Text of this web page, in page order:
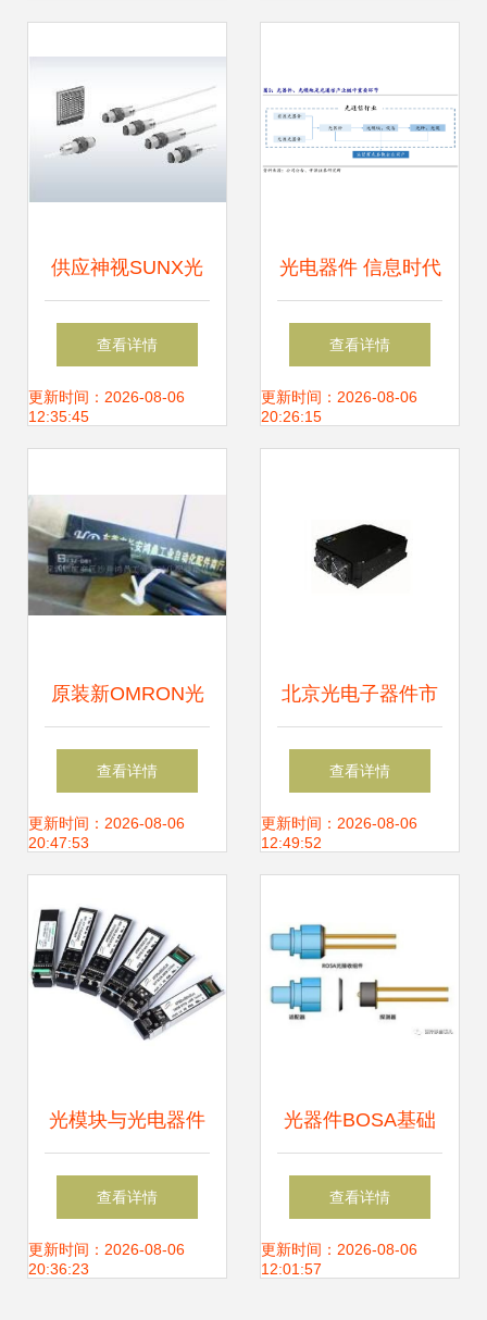
供应神视SUNX光
电开关CY-17A,CY-
29_电子元器件_世
信息库
查看详情
更新时间：2026-08-06
12:35:45
光电器件 信息时代
的“光之触手”——
定义、种类与产业
查看详情
更新时间：2026-08-06
20:26:15
原装新OMRON光
电开关E3Z-D81 工
业自动化的精准之
查看详情
更新时间：2026-08-06
20:47:53
北京光电子器件市
场 供应网络、厂家
布局与产业生态
查看详情
更新时间：2026-08-06
12:49:52
光模块与光电器件
构筑现代光通信的
基石
查看详情
更新时间：2026-08-06
20:36:23
光器件BOSA基础
知识 从BOSA到光
电器件的核心解析
查看详情
更新时间：2026-08-06
12:01:57